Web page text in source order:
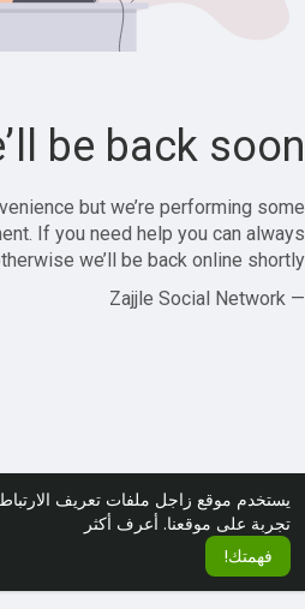
يستخدم موقع زاجل ملفات تعريف
تجربة على موقعنا. أعرف أكثر
فهمتك!
be back soon!
but we’re performing some
If you need help you can always
we’ll be back online shortly!
— Zajjle Social Network